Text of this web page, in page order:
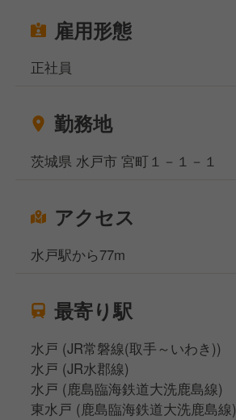
雇用形態
正社員
勤務地
茨城県 水戸市 宮町１－１－１
アクセス
水戸駅から77m
最寄り駅
水戸 (JR常磐線(取手～いわき))
水戸 (JR水郡線)
水戸 (鹿島臨海鉄道大洗鹿島線)
東水戸 (鹿島臨海鉄道大洗鹿島線)